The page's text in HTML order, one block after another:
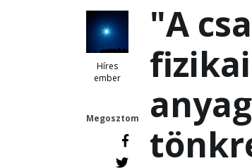
Híres
ember
Megosztom
"A